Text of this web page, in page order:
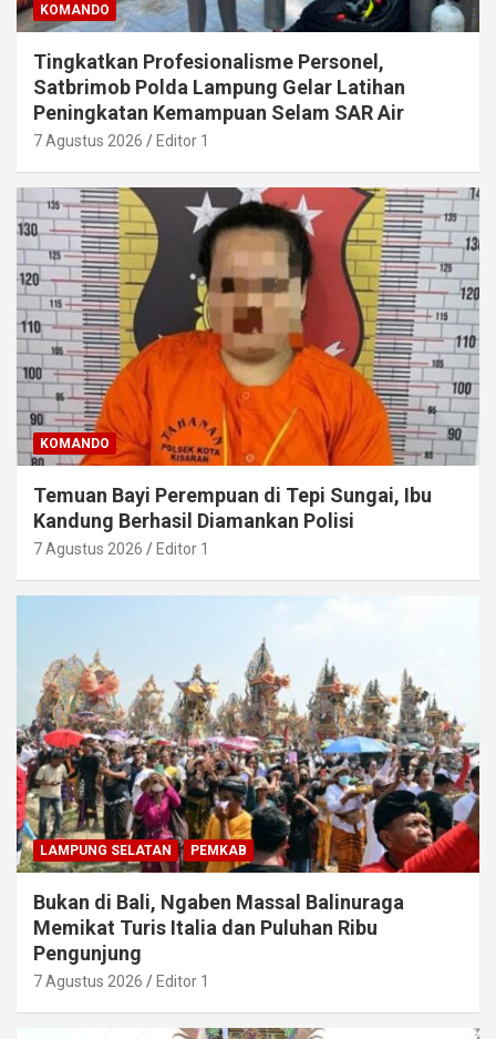
KOMANDO
Tingkatkan Profesionalisme Personel,
Satbrimob Polda Lampung Gelar Latihan
Peningkatan Kemampuan Selam SAR Air
7 Agustus 2026 Editor 1
KOMANDO
Temuan Bayi Perempuan di Tepi Sungai, Ibu
Kandung Berhasil Diamankan Polisi
7 Agustus 2026 Editor 1
LAMPUNG SELATAN PEMKAB
Bukan di Bali, Ngaben Massal Balinuraga
Memikat Turis Italia dan Puluhan Ribu
Pengunjung
7 Agustus 2026 Editor 1